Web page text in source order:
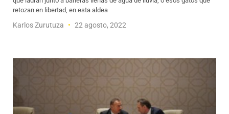
retozan en libertad, en esta aldea
Karlos Zurutuza 22 agosto, 2022